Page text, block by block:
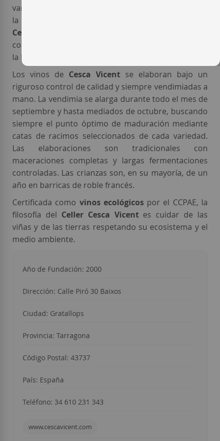
variedades francesas como la
la
Cesca Vicent
con variedades blancas como la
la Macabeo
Los vinos de Cesca Vicent se elaboran bajo un
riguroso control de calidad y siempre vendimiadas a
mano. La vendimia se alarga durante todo el mes de
septiembre y hasta mediados de octubre, buscando
siempre el punto óptimo de maduración mediante
catas de racimos seleccionados de cada variedad.
Las elaboraciones son tradicionales con
maceraciones completas y largas fermentaciones
controladas. Las crianzas son, en su mayoría, de un
año en barricas de roble francés.
Certificada como vinos ecológicospor el CCPAE, la
filosofía del Celler Cesca Vicentes cuidar de las
viñas y de las tierras respetando su ecosistema y el
medio ambiente.
Año de Fundación: 2000
Dirección: Calle Piró 30 Baixos
Ciudad: Gratallops
Provincia: Tarragona
Código Postal: 43737
País: España
Teléfono: 34 610 231 343
www.cescavicent.com